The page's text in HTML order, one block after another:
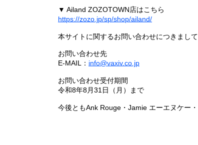
▼ Ailand ZOZOTOWN店はこちら
https://zozo.jp/sp/shop/ailand/
本サイトに関するお問い合わせにつきまし
お問い合わせ先
E-MAIL： info@vaxiv.co.jp
お問い合わせ受付期間
令和8年8月31日（月）まで
今後ともAnk Rouge・Jamie エーエヌケー